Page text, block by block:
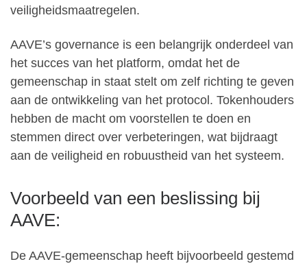
veiligheidsmaatregelen.
AAVE’s governance is een belangrijk onderdeel van
het succes van het platform, omdat het de
gemeenschap in staat stelt om zelf richting te geven
aan de ontwikkeling van het protocol. Tokenhouders
hebben de macht om voorstellen te doen en
stemmen direct over verbeteringen, wat bijdraagt
aan de veiligheid en robuustheid van het systeem.
Voorbeeld van een beslissing bij
AAVE:
De AAVE-gemeenschap heeft bijvoorbeeld gestemd